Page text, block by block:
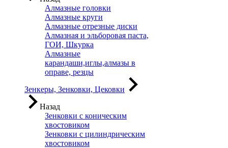
Алмазные головки
Алмазные круги
Алмазные отрезные диски
Алмазная и эльборовая паста,
ГОИ, Шкурка
Алмазные
карандаши,иглы,алмазы в
оправе, резцы
Зенкеры, Зенковки, Цековки
Назад
Зенковки с коническим
хвостовиком
Зенковки с цилиндрическим
хвостовиком